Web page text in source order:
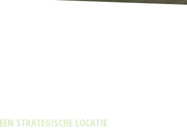
STRATEGISCHE LOCATIE